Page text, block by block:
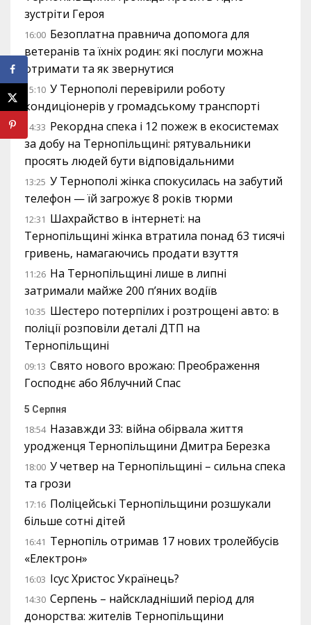
зустріти Героя
16:00 Безоплатна правнича допомога для
ветеранів та їхніх родин: які послуги можна
отримати та як звернутися
15:10 У Тернополі перевірили роботу
кондиціонерів у громадському транспорті
14:33 Рекордна спека і 12 пожеж в екосистемах
за добу на Тернопільщині: рятувальники
просять людей бути відповідальними
13:25 У Тернополі жінка спокусилась на забутий
телефон — їй загрожує 8 років тюрми
12:31 Шахрайство в інтернеті: на
Тернопільщині жінка втратила понад 63 тисячі
гривень, намагаючись продати взуття
11:26 На Тернопільщині лише в липні
затримали майже 200 п’яних водіїв
10:35 Шестеро потерпілих і розтрощені авто: в
поліції розповіли деталі ДТП на
Тернопільщині
09:13 Свято нового врожаю: Преображення
Господнє або Яблучний Спас
5 Серпня
18:54 Назавжди 33: війна обірвала життя
уродженця Тернопільщини Дмитра Березка
18:00 У четвер на Тернопільщині – сильна спека
та грози
17:16 Поліцейські Тернопільщини розшукали
більше сотні дітей
16:41 Тернопіль отримав 17 нових тролейбусів
«Електрон»
16:03 Ісус Христос Українець?
14:30 Серпень – найскладніший період для
донорства: жителів Тернопільщини